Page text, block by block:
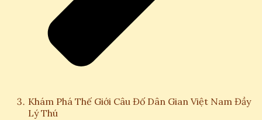
Khám Phá Thế Giới Câu Đố Dân Gian Việt Nam Đầy
Lý Thú